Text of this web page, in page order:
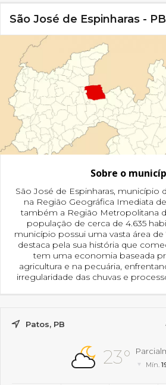
São José de Espinharas - PB
Sobre o
São José de Espinharas, município
na Região Geográfica Imediata
também a Região Metropolitana
população de cerca de 4.635
município possui uma vasta área de
destaca pela sua história que
tem uma economia baseada
agricultura e na pecuária,
irregularidade das chuvas e
Patos, PB
23° Mín.